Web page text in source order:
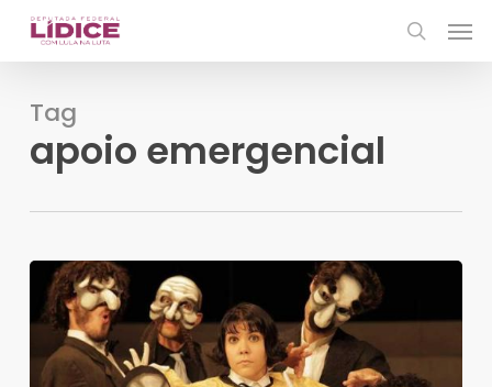
Skip
content
Tag
apoio emergencial